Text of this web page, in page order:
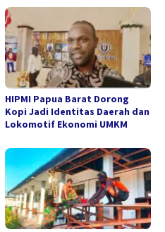
HIPMI Papua Barat Dorong
Kopi Jadi Identitas Daerah dan
Lokomotif Ekonomi UMKM